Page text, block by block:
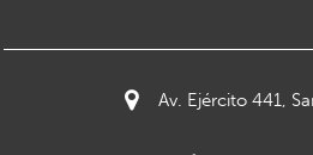
Av. Ejército 441,